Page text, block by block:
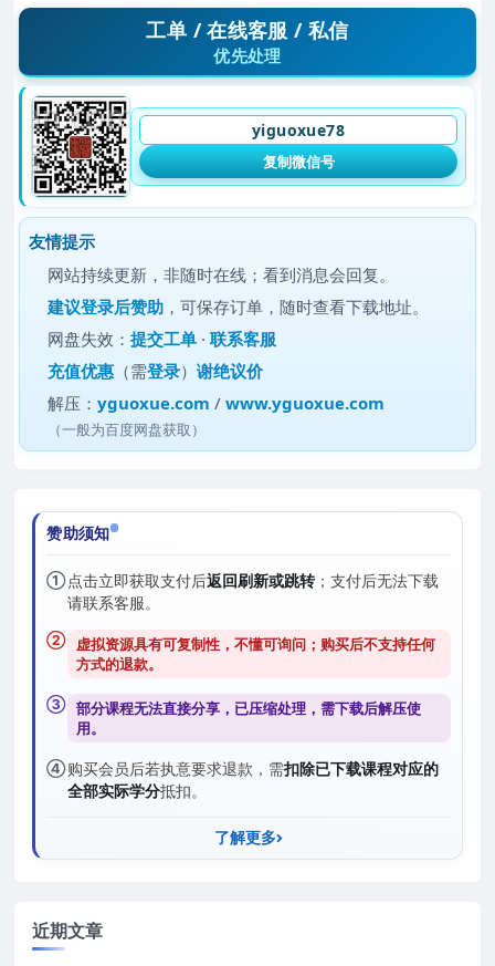
工单 / 在线客服 / 私信
优先处理
yiguoxue78
复制微信号
友情提示
网站持续更新，非随时在线；看到消息会回复。
建议登录后赞助 ，可保存订单，随时查看下载地址。
网盘失效：提交工单 ·联系客服
充值优惠 （需登录）谢绝议价
解压：yguoxue.com /www.yguoxue.com
（一般为百度网盘获取）
赞助须知
①点击立即获取支付后返回刷新或跳转；支付后无法下载
请联系客服。
② 虚拟资源具有可复制性，不懂可询问；购买后不支持任何
方式的退款。
③ 部分课程无法直接分享，已压缩处理，需下载后解压使
用。
④购买会员后若执意要求退款，需扣除已下载课程对应的
全部实际学分抵扣。
了解更多
近期文章